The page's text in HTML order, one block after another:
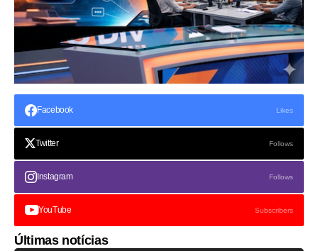
Facebook Likes
Twitter Follows
Instagram Follows
YouTube Subscribers
Últimas notícias